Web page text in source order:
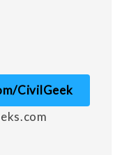
CivilGeek